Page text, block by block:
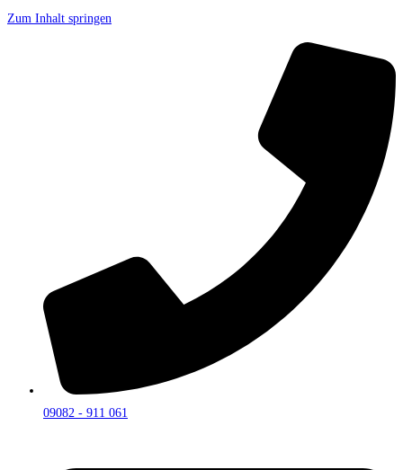
Zum Inhalt springen
09082 - 911 061